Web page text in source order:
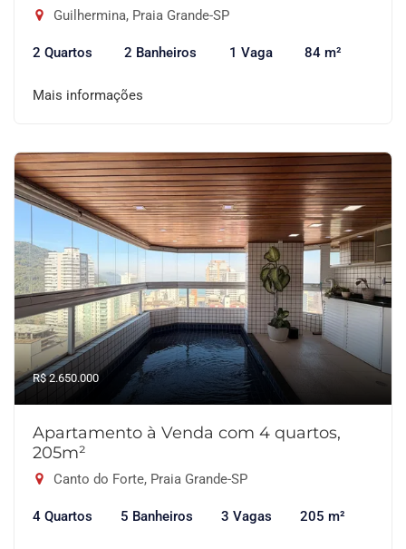
Guilhermina, Praia Grande-SP
2 Quartos 2 Banheiros 1 Vaga 84 m²
Mais informações
R$ 2.650.000
Apartamento à Venda com 4 quartos,
205m²
Canto do Forte, Praia Grande-SP
4 Quartos 5 Banheiros 3 Vagas 205 m²